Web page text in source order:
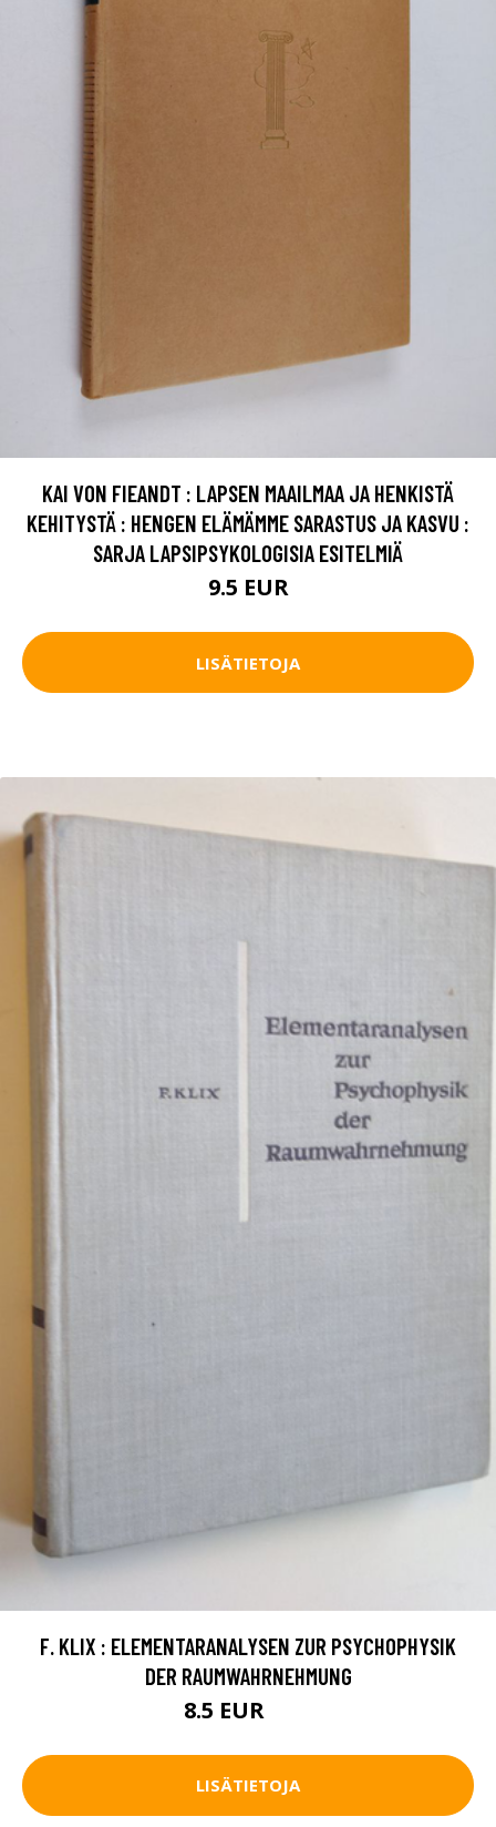
KAI VON FIEANDT : LAPSEN MAAILMAA JA HENKISTÄ
KEHITYSTÄ : HENGEN ELÄMÄMME SARASTUS JA KASVU :
SARJA LAPSIPSYKOLOGISIA ESITELMIÄ
9.5 EUR
LISÄTIETOJA
F. KLIX : ELEMENTARANALYSEN ZUR PSYCHOPHYSIK
DER RAUMWAHRNEHMUNG
8.5 EUR
LISÄTIETOJA